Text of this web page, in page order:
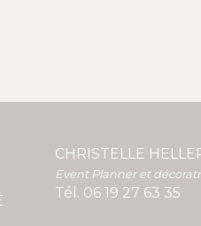
CHRISTELLE
Event Planner et
Tél. 06 19 27 63 35